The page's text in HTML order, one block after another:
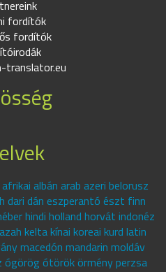
fordítók
fordítók
translator.eu
albán arab azeri belorusz
dari dán eszperantó észt finn
hindi holland horvát indonéz
kelta kínai koreai kurd latin
macedón mandarin moldáv
ótörök örmény perzsa